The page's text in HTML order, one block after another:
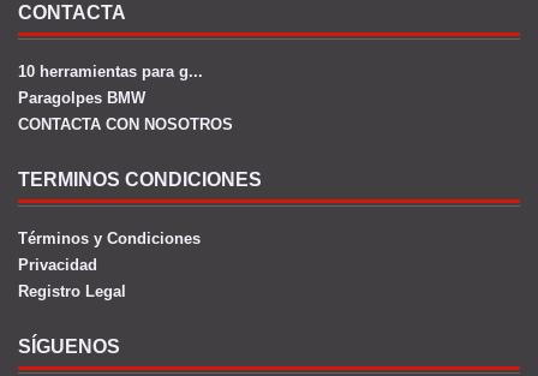
CONTACTA
10 herramientas para g...
Paragolpes BMW
CONTACTA CON NOSOTROS
TERMINOS CONDICIONES
Términos y Condiciones
Privacidad
Registro Legal
SÍGUENOS